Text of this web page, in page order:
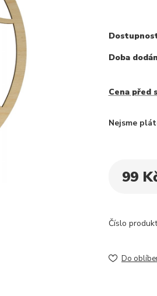
Doba
Cena před
Nejsme
99
Číslo
Do